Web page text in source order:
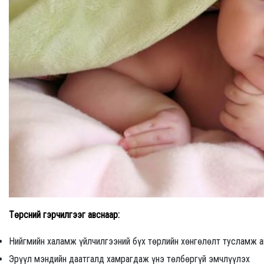
Төрсний гэрчилгээг авснаар:
Нийгмийн халамж үйлчилгээний бүх төрлийн хөнгөлөлт тусламж
Эрүүл мэндийн даатгалд хамрагдаж үнэ төлбөргүй эмчлүүлэх